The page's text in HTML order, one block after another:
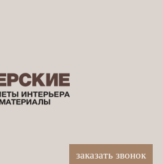
заказать звонок